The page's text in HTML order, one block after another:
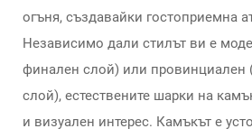
огъня, създавайки гостоприемна
Независимо дали стилът ви е
финален слой) или провинциален
слой), естествените шарки на
и визуален интерес. Камъкът е